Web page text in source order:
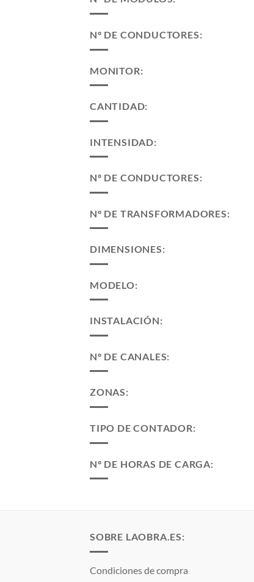
Nº DE CONDUCTORES:
MONITOR:
CANTIDAD:
INTENSIDAD:
Nº DE CONDUCTORES:
Nº DE TRANSFORMADORES:
DIMENSIONES:
MODELO:
INSTALACIÓN:
Nº DE CANALES:
ZONAS:
TIPO DE CONTADOR:
Nº DE HORAS DE CARGA:
SOBRE LAOBRA.ES:
Condiciones de compra